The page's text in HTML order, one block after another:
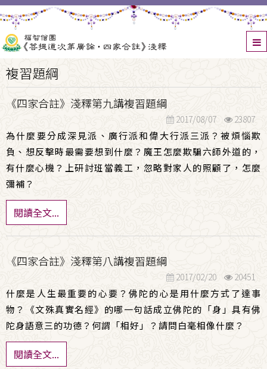
複習題綱
《四家合註》淺釋第九講複習題綱
2017/08/07 23807
為什麼要分成深見派、廣行派和偉大行派三派？被煩惱欺
負、想反擊時最需要想到什麼？魔王怎麼欺騙六師外道的，
有什麼心機？上研討班當義工，忽略對家人的照顧了，怎麼
彌補？
閱讀全文...
《四家合註》淺釋第八講複習題綱
2017/02/20 20451
什麼是人生最重要的心要？佛陀的心是用什麼方式了達事
物？《文殊真實名經》的哪一句話成立佛陀的「身」具有佛
陀身語意三的功德？何謂「相好」？請問白毫相像什麼？
閱讀全文...